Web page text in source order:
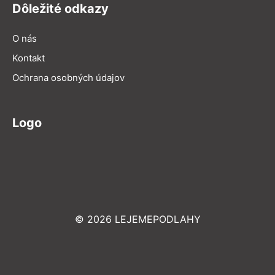
Dôležité odkazy
O nás
Kontakt
Ochrana osobných údajov
Logo
© 2026 LEJEMEPODLAHY